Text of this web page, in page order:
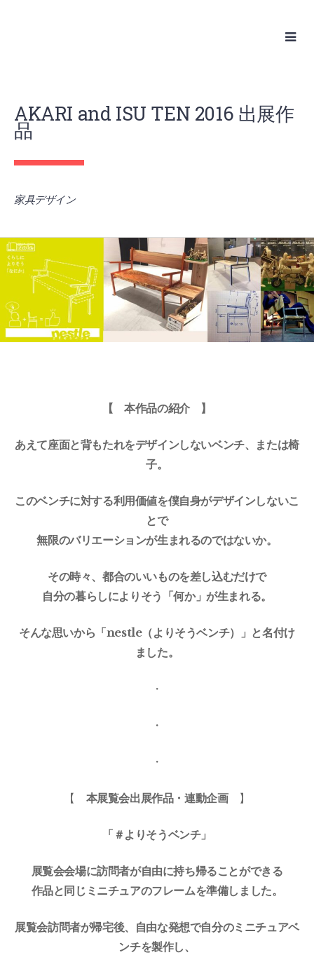
AKARI and ISU TEN 2016 出展作
品
家具デザイン
【 本作品の紹介 】
あえて座面と背もたれをデザインしないベンチ、または椅
子。
このベンチに対する利用価値を僕自身がデザインしないこ
とで
無限のバリエーションが生まれるのではないか。
その時々、都合のいいものを差し込むだけで
自分の暮らしによりそう「何か」が生まれる。
そんな思いから「nestle（よりそうベンチ）」と名付け
ました。
・
・
・
【 本展覧会出展作品・連動企画】
「＃よりそうベンチ」
展覧会会場に訪問者が自由に持ち帰ることができる
作品と同じミニチュアのフレームを準備しました。
展覧会訪問者が帰宅後、自由な発想で自分のミニチュアベ
ンチを製作し、